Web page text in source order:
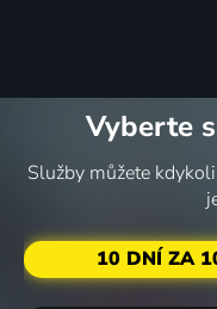
Vyberte
Služby můžete
10 DNÍ ZA